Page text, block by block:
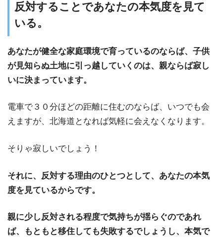
反対することであなたの本気度を見て
いる。
あなたが健全な家庭環境で育っているのならば、子供
が見知らぬ土地に引っ越していくのは、親ならば寂し
いに決まっています。
電車で３０分ほどの距離に住むのならば、いつでも会
えますが、北海道となれば気軽に会えなくなります。
そりゃ寂しいでしょう！
それに、反対する理由のひとつとして、あなたの本気
度を見ているからです。
親に少し反対される程度で気持ちが揺らぐのであれ
ば、もともと移住しても失敗するでしょうし、本気で